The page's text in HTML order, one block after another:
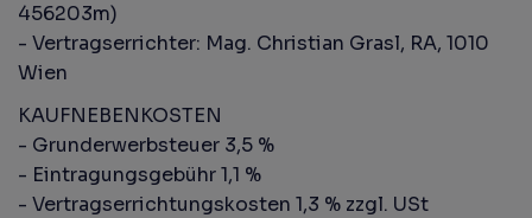
456203m)
- Vertragserrichter: Mag. Christian Grasl, RA, 1010
Wien
KAUFNEBENKOSTEN
- Grunderwerbsteuer 3,5 %
- Eintragungsgebühr 1,1 %
- Vertragserrichtungskosten 1,3 % zzgl. USt